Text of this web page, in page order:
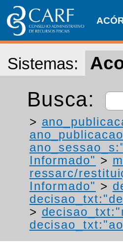
Sistemas:
Busca:
>
Informado" >
ressarc/
Informado" >
>